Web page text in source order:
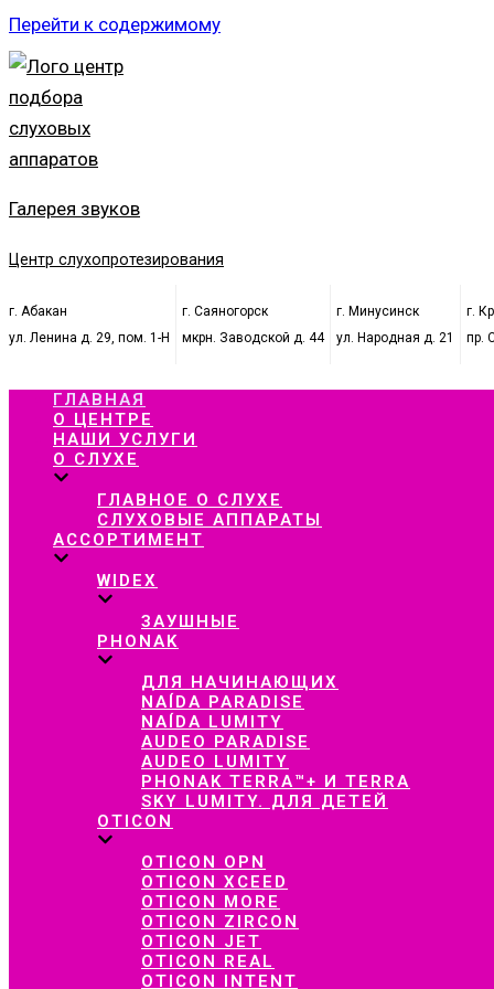
Перейти к содержимому
Галерея звуков
Центр слухопротезирования
г. Абакан
ул. Ленина д. 29, пом. 1-Н
г. Саяногорск
мкрн. Заводской д. 44
г. Минусинск
ул. Народная д. 21
г.
пр.
ГЛАВНАЯ
О ЦЕНТРЕ
НАШИ УСЛУГИ
О СЛУХЕ
ГЛАВНОЕ О СЛУХЕ
СЛУХОВЫЕ АППАРАТЫ
АССОРТИМЕНТ
WIDEX
ЗАУШНЫЕ
PHONAK
ДЛЯ НАЧИНАЮЩИХ
NAÍDA PARADISE
NAÍDA LUMITY
AUDEO PARADISE
AUDEO LUMITY
PHONAK TERRA™+ И TERRA
SKY LUMITY. ДЛЯ ДЕТЕЙ
OTICON
OTICON OPN
OTICON XCEED
OTICON MORE
OTICON ZIRCON
OTICON JET
OTICON REAL
OTICON INTENT